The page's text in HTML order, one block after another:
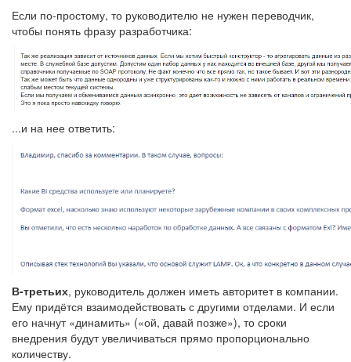
Если по-простому, то руководителю не нужен переводчик,
чтобы понять фразу разработчика:
...и на нее ответить:
В-третьих, руководитель должен иметь авторитет в компании.
Ему придётся взаимодействовать с другими отделами. И если
его начнут «динамить» («ой, давай позже»), то сроки
внедрения будут увеличиваться прямо пропорционально
количеству.